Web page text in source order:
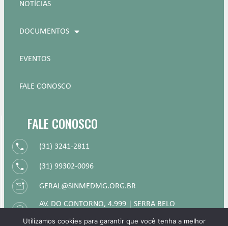
NOTÍCIAS
DOCUMENTOS
EVENTOS
FALE CONOSCO
FALE CONOSCO
(31) 3241-2811
(31) 99302-0096
GERAL@SINMEDMG.ORG.BR
AV. DO CONTORNO, 4.999 | SERRA BELO
Utilizamos cookies para garantir que você tenha a melhor